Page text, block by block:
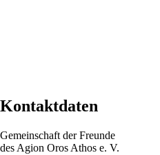
Kontaktdaten
Gemeinschaft der Freunde
des Agion Oros Athos e. V.